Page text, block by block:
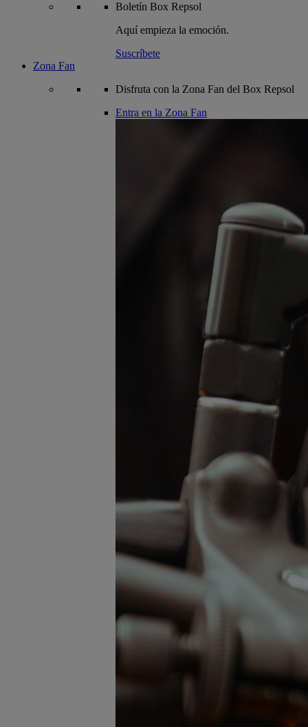
Boletín Box Repsol
Aquí empieza la emoción.
Suscríbete
Zona Fan
Disfruta con la Zona Fan del Box Repsol
Entra en la Zona Fan